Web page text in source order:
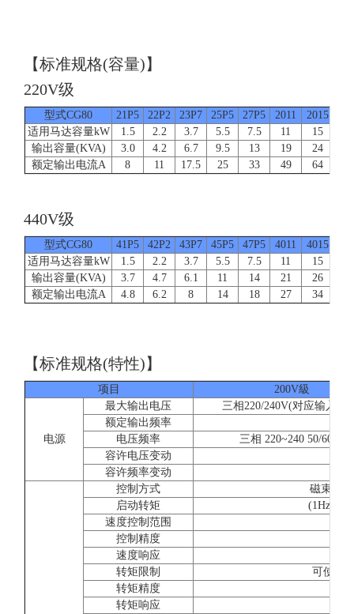
【标准规格(容量)】
220V级
型式CG80 21P5 22P2 23P7 25P5 27P5 2011 2015
适用马达容量kW
1.5 2.2 3.7 5.5 7.5 11 15
输出容量(KVA)
3.0 4.2 6.7 9.5 13 19 24
额定输出电流A
8 11 17.5 25 33 49 64
440V级
型式CG80 41P5 42P2 43P7 45P5 47P5 4011 4015
适用马达容量kW
1.5 2.2 3.7 5.5 7.5 11 15
输出容量(KVA)
3.7 4.7 6.1 11 14 21 26
额定输出电流A
4.8 6.2 8 14 18 27 34
【标准规格(特性)】
项目 200V級
电源
最大输出电压
三相220/240V(对应输入电
额定输出频率
电压频率
三相 220~240 50/60Hz
容许电压变动
容许频率变动
控制方式
磁束电
启动转矩
(1Hz時
速度控制范围
控制精度
速度响应
转矩限制
可使用(
转矩精度
转矩响应